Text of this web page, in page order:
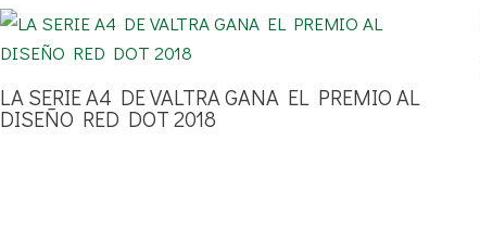
LA SERIE A4 DE VALTRA GANA EL PREMIO AL
DISEÑO RED DOT 2018